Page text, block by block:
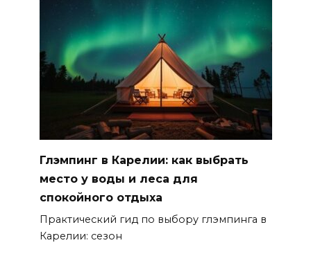
Глэмпинг в Карелии: как выбрать
место у воды и леса для
спокойного отдыха
Практический гид по выбору глэмпинга в
Карелии: сезон